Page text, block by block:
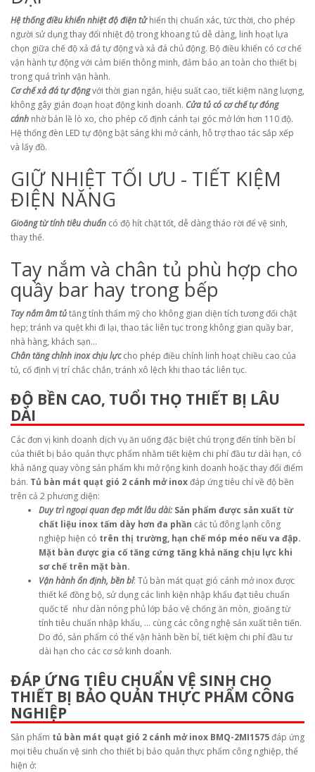
Hệ thống điều khiển nhiệt độ điện tửhiển thị chuẩn xác, tức thời, cho phép
người sử dụng thay đổi nhiệt độ trong khoang tủ dễ dàng, linh hoạt lựa
chọn giữa chế độ xả đá tự động và xả đá chủ động. Bộ điều khiển có cơ chế
vận hành tự động với cảm biến thông minh, đảm bảo an toàn cho thiết bị
trong quá trình vận hành.
Cơ chế xả đá tự độngvới thời gian ngắn, hiệu suất cao, tiết kiệm năng lượng,
không gây gián đoạn hoạt động kinh doanh. Cửa tủ có cơ chế tự đóng
cánh nhờ bản lề lò xo, cho phép cố định cánh tại góc mở lớn hơn 110 độ.
Hệ thống đèn LED tự động bật sáng khi mở cánh, hỗ trợ thao tác sắp xếp
và lấy đồ.
GIỮ NHIỆT TỐI ƯU - TIẾT KIỆM
ĐIỆN NĂNG
Gioăng từ tính tiêu chuẩn có độ hít chặt tốt, dễ dàng tháo rời để vệ sinh,
thay thế.
Tay nắm và chân tủ phù hợp cho
quầy bar hay trong bếp
Tay nắm âm tủtăng tính thẩm mỹ cho không gian diện tích tương đối chật
hẹp; tránh va quệt khi đi lại, thao tác liên tục trong không gian quầy bar,
nhà hàng, khách sạn…
Chân tăng chỉnh inox chịu lựccho phép điều chỉnh linh hoạt chiều cao của
tủ, cố định vị trí chắc chắn, tránh xô lệch khi thao tác liên tục.
ĐỘ BỀN CAO, TUỔI THỌ THIẾT BỊ LÂU
DÀI
Các đơn vị kinh doanh dịch vụ ăn uống đặc biệt chú trọng đến tính bền bỉ
của thiết bị bảo quản thực phẩm nhằm tiết kiệm chi phí đầu tư dài hạn, có
khả năng quay vòng sản phẩm khi mở rộng kinh doanh hoặc thay đổi điểm
bán. Tủ bàn mát quạt gió 2 cánh mở inoxđáp ứng tiêu chí về độ bền
trên cả 2 phương diện:
Duy trì ngoại quan đẹp mắt lâu dài: Sản phẩm được sản xuất từ
chất liệu inox tấm dày hơn đa phần các tủ đông lạnh công
nghiệp hiện có trên thị trường, hạn chế móp méo nếu va đập.
Mặt bàn được gia cố tăng cứng tăng khả năng chịu lực khi
sơ chế trên mặt bàn.
Vận hành ổn định, bền bỉ: Tủ bàn mát quạt gió cánh mở inox được
thiết kế đồng bộ, sử dụng các linh kiện nhập khẩu đạt tiêu chuẩn
quốc tế như dàn nóng phủ lớp bảo vệ chống ăn mòn, gioăng từ
tính tiêu chuẩn nhập khẩu, … cùng các công nghệ sản xuất tiên tiến.
Do đó, sản phẩm có thể vận hành bền bỉ, tiết kiệm chi phí đầu tư
dài hạn cho các cơ sở kinh doanh.
ĐÁP ỨNG TIÊU CHUẨN VỆ SINH CHO
THIẾT BỊ BẢO QUẢN THỰC PHẨM CÔNG
NGHIỆP
Sản phẩm tủ bàn mát quạt gió 2 cánh mở inox BMQ-2MI1575đáp ứng
mọi tiêu chuẩn vệ sinh cho thiết bị bảo quản thực phẩm công nghiệp, thể
hiện ở: